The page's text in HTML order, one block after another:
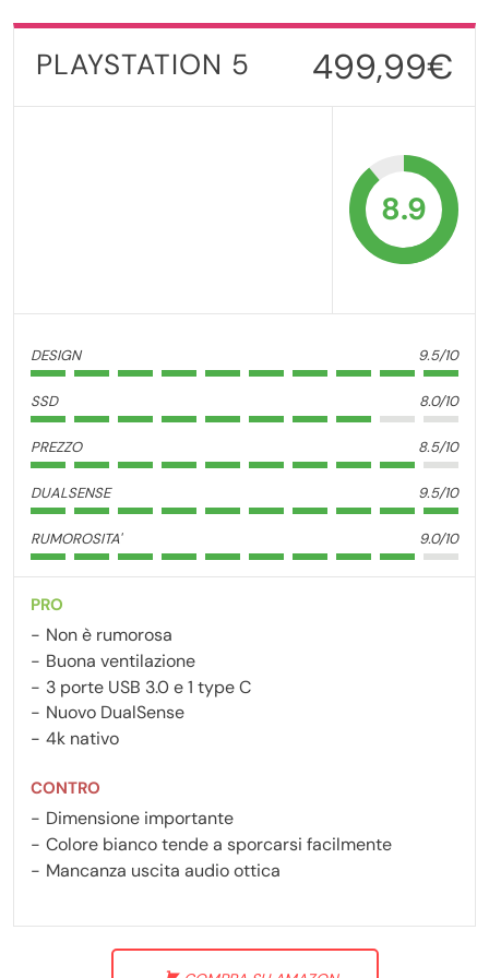
PLAYSTATION 5 499,99€
8.9
DESIGN 9.5/10
SSD 8.0/10
PREZZO 8.5/10
DUALSENSE 9.5/10
RUMOROSITA' 9.0/10
PRO
Non è rumorosa
Buona ventilazione
3 porte USB 3.0 e 1 type C
Nuovo DualSense
4k nativo
CONTRO
Dimensione importante
Colore bianco tende a sporcarsi facilmente
Mancanza uscita audio ottica